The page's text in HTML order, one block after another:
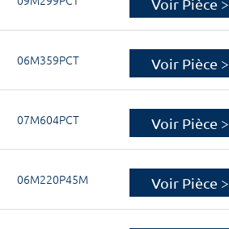
Voir Pièce >
06M359PCT Voir Pièce >
07M604PCT Voir Pièce >
06M220P45M Voir Pièce >